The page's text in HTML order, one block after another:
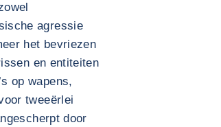
agressie
het bevriezen
en entiteiten
op wapens,
tweeërlei
door